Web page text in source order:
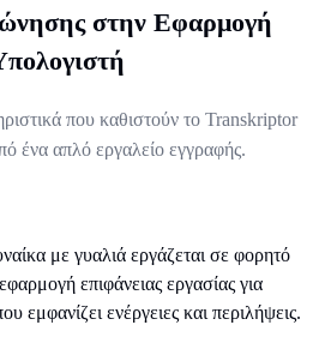
στην Εφαρμογή
που καθιστούν το Transkriptor
ένα απλό εργαλείο εγγραφής.